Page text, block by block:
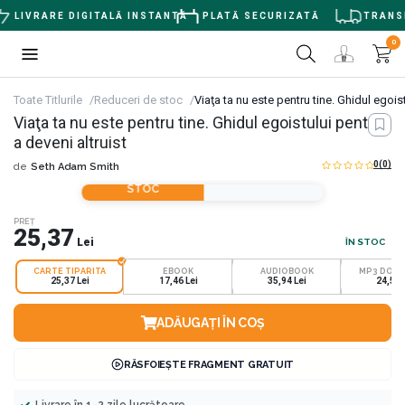
LIVRARE DIGITALĂ INSTANTĂ PLATĂ SECURIZATĂ
0
Toate Titlurile Reduceri de stoc Viaţa ta nu este pentru tine. Ghidul
Viaţa ta nu este pentru tine. Ghidul egoistului pentru
a deveni altruist
de Seth Adam Smith 0(0)
STOC
PREȚ
25,37 Lei ÎN STOC
CARTE TIPARITA
25,37 Lei
EBOOK
17,46 Lei
AUDIOBOOK
35,94 Lei
MP3
24,53
ADĂUGAȚI ÎN COȘ
RĂSFOIEȘTE FRAGMENT GRATUIT